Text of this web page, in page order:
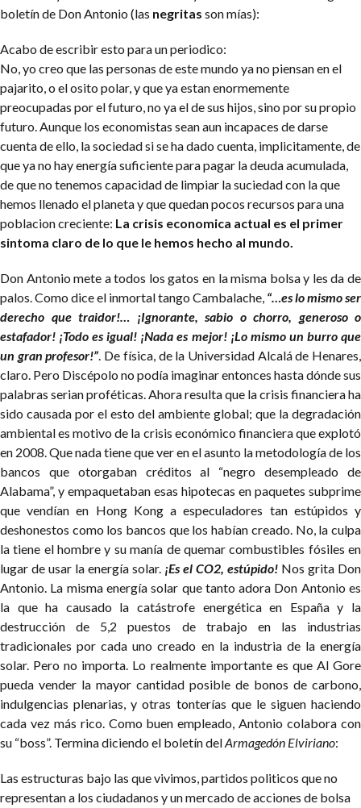
boletín de Don Antonio (las negritas son mías):
Acabo de escribir esto para un periodico:
No, yo creo que las personas de este mundo ya no piensan en el
pajarito, o el osito polar, y que ya estan enormemente
preocupadas por el futuro, no yael de sus hijos, sino por su propio
futuro. Aunque los economistas sean aun incapaces de darse
cuenta de ello, la sociedad si se ha dado cuenta, implicitamente, de
que ya no hay energíasuficiente para pagar la deuda acumulada,
de que no tenemos capacidad de limpiar la suciedad con la que
hemos llenado el planeta y que quedan pocos recursos para una
poblacion creciente: La crisis economica actual es el primer
sintoma claro de lo que le hemos hecho al mundo.
Don Antonio mete a todos los gatos en la misma bolsa y les da de
palos. Como dice el inmortal tango Cambalache, “…es lo mismo ser
derecho que traidor!… ¡Ignorante, sabio o chorro, generoso o
estafador! ¡Todo es igual! ¡Nada es mejor! ¡Lo mismo un burro que
un gran profesor!”. De física, de la Universidad Alcalá de Henares,
claro. Pero Discépolo no podía imaginar entonces hasta dónde sus
palabras serian proféticas.Ahora resulta que la crisis financiera ha
sido causada por el esto del ambiente global; que la degradación
ambiental es motivo de la crisis económico financiera que explotó
en 2008. Que nada tiene que ver en el asunto la metodología de los
bancos que otorgaban créditos al “negro desempleado de
Alabama”, y empaquetaban esas hipotecas en paquetes subprime
que vendían en Hong Kong a especuladores tan estúpidos y
deshonestos como los bancos que los habían creado. No, la culpa
la tiene el hombre y su manía de quemar combustibles fósiles en
lugar de usar la energía solar. ¡Es el CO2, estúpido! Nos grita Don
Antonio. La misma energía solar que tanto adora Don Antonio es
la que ha causado la catástrofe energética en España y la
destrucción de 5,2 puestos de trabajo en las industrias
tradicionales por cada uno creado en la industria de la energía
solar. Pero no importa. Lo realmente importante es que Al Gore
pueda vender la mayor cantidad posible de bonos de carbono,
indulgencias plenarias, y otras tonterías que le siguen haciendo
cada vez más rico. Como buen empleado, Antonio colabora con
su “boss”. Termina diciendo el boletín delArmagedón Elviriano:
Las estructuras bajo las que vivimos, partidos politicos que no
representana los ciudadanos y un mercado de acciones de bolsa